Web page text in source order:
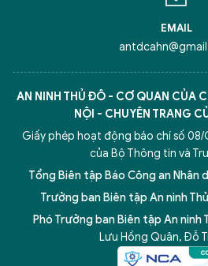
EMAIL
AN NINH THỦ ĐÔ - CƠ QUAN CỦA
NỘI - CHUYÊN TRANG
Giấy phép hoạt động báo chí số 08/
của Bộ Thông tin và
Tổng Biên tập Báo Công an Nhân
Trưởng ban Biên tập An ninh
Phó Trưởng ban Biên tập An ninh
Lưu Hồng Quân, Đỗ